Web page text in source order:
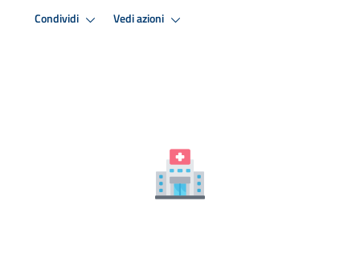
Condividi Vedi azioni